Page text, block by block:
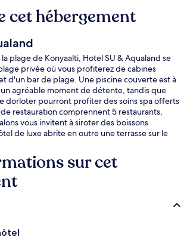
cet hébergement
plage de Konyaalti, Hotel SU & Aqualand se
privée où vous profiterez de cabines
d'un bar de plage. Une piscine couverte est à
agréable moment de détente, tandis que
dorloter pourront profiter des soins spa offerts
restauration comprennent 5 restaurants,
vous invitent à siroter des boissons
de luxe abrite en outre une terrasse sur le
le personnel attentionné.
sur cet